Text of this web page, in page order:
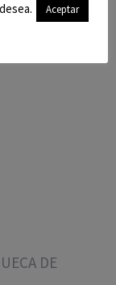
DE
Aceptar